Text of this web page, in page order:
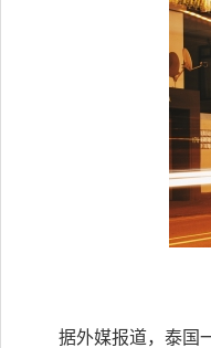
据外媒报道，泰国